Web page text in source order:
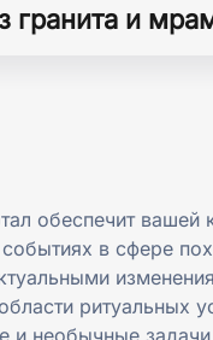
гранита и
обеспечит вашей
в сфере
ритуальных
и необычные